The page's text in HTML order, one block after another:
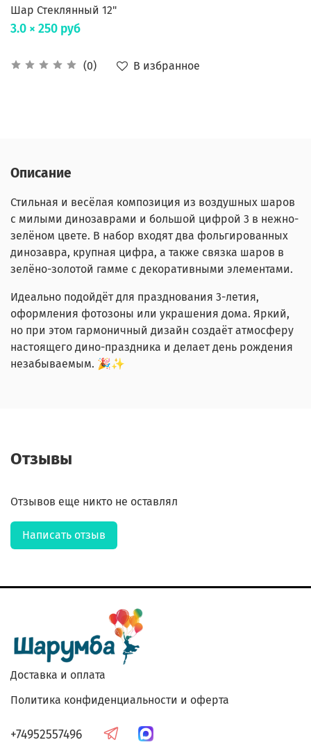
(0) В избранное
Шар Стеклянный 12"
3.0 × 250 руб
Описание
Стильная и весёлая композиция из воздушных шаров
с милыми динозаврами и большой цифрой 3 в нежно-
зелёном цвете. В набор входят два фольгированных
динозавра, крупная цифра, а также связка шаров в
зелёно-золотой гамме с декоративными элементами.
Идеально подойдёт для празднования 3-летия,
оформления фотозоны или украшения дома. Яркий,
но при этом гармоничный дизайн создаёт атмосферу
настоящего дино-праздника и делает день рождения
незабываемым. 🎉✨
Отзывы
Отзывов еще никто не оставлял
Написать отзыв
Доставка и оплата
Политика конфиденциальности и оферта
+74952557496